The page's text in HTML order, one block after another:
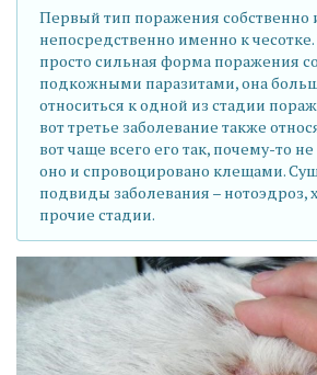
Первый тип поражения собственно
непосредственно именно к чесотке.
просто сильная форма поражения
подкожными паразитами, она
относиться к одной из стадии
вот третье заболевание также
вот чаще всего его так, почему-то
оно и спровоцировано клещами.
подвиды заболевания – нотоэдроз,
прочие стадии.